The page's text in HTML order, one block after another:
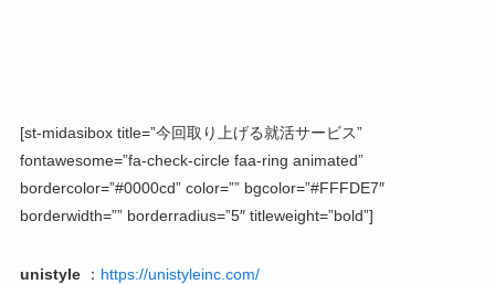
[st-midasibox title=”今回取り上げる就活サービス”
fontawesome=”fa-check-circle faa-ring animated”
bordercolor=”#0000cd” color=”” bgcolor=”#FFFDE7″
borderwidth=”” borderradius=”5″ titleweight=”bold”]
unistyle： https://unistyleinc.com/